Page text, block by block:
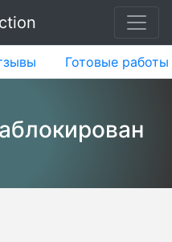
Готовые работы